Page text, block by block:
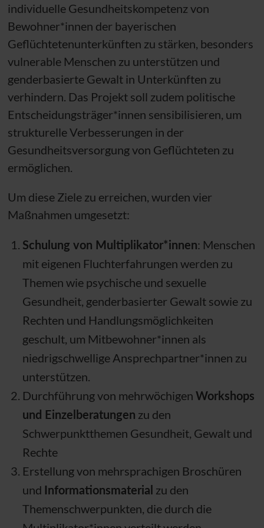
individuelle Gesundheitskompetenz von
Bewohner*innen der bayerischen
Geflüchtetenunterkünften zu stärken, besonders
vulnerable Menschen zu unterstützen und
genderbasierte Gewalt in Unterkünften zu
verhindern. Das Projekt soll zudem politische
Entscheidungsträger*innen sensibilisieren, um
strukturelle Verbesserungen in der
Gesundheitsversorgung von Geflüchteten zu
ermöglichen.
Um diese Ziele zu erreichen, wurden vier
Maßnahmen umgesetzt:
Schulung von Multiplikator*innen: Menschen
mit eigenen Fluchterfahrungen werden zu
Themen wie psychische und sexuelle
Gesundheit, genderbasierter Gewalt sowie zu
Rechten und Handlungsmöglichkeiten
geschult, um Mitbewohner*innen als
niedrigschwellige Ansprechpartner*innen zu
unterstützen.
Durchführung von mehrwöchigen Workshops
und Einzelberatungen zu den
Schwerpunktthemen Gesundheit, Gewalt und
Rechte
Erstellung von mehrsprachigen Broschüren
und Informationsmaterial zu den
Themenschwerpunkten, die durch die